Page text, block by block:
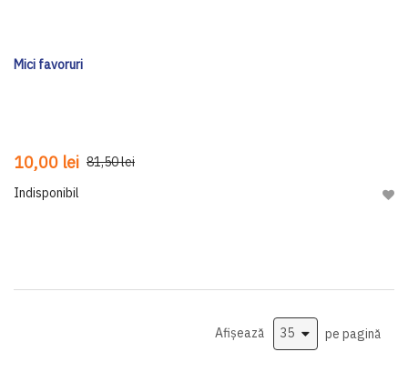
Mici favoruri
10,00 lei 81,50 lei
Indisponibil
Afișează pe pagină